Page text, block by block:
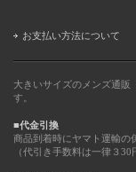
お支払い方法について
大きいサイズのメンズ通販
す。
■代金引換
商品到着時にヤマト運輸の
（代引き手数料は一律３30